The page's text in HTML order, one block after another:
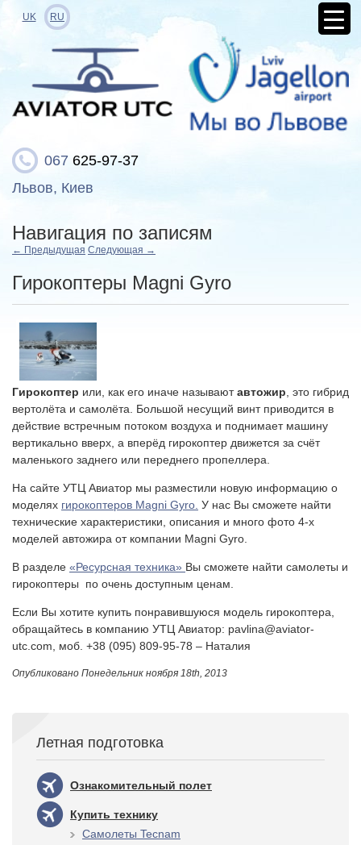
UK RU
067 625-97-37
Львов, Киев
Навигация по записям
← Предыдущая Следующая →
Гирокоптеры Magni Gyro
Гирокоптер или, как его иначе называютавтожир , это гибрид
вертолёта и самолёта. Большой несущий винт приводится в
действие встречным потоком воздуха и поднимает машину
вертикально вверх, а вперёд гирокоптер движется за счёт
маленького заднего или переднего пропеллера.
На сайте УТЦ Авиатор мы разместили новую информацию о
моделях гирокоптеров Magni Gyro. У нас Вы сможете найти
технические характеристики, описания и много фото 4-х
моделей автожира от компании Magni Gyro.
В разделе «Ресурсная техника» Вы сможете найти самолеты и
гирокоптеры по очень доступным ценам.
Если Вы хотите купить понравившуюся модель гирокоптера,
обращайтесь в компанию УТЦ Авиатор: pavlina@aviator-
utc.com, моб. +38 (095) 809-95-78 – Наталия
Опубликовано Понедельник ноября 18th, 2013
Летная подготовка
Ознакомительный полет
Купить технику
Самолеты Tecnam